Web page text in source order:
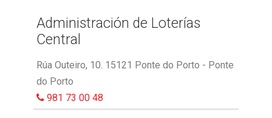
Administración de Loterías
Central
Rúa Outeiro, 10. 15121 Ponte do Porto - Ponte
do Porto
981 73 00 48